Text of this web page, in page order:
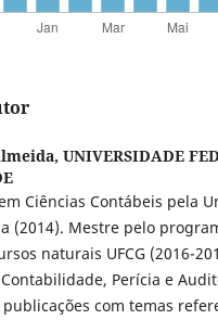
UNIVERSIDADE
Ciências Contábeis pela
(2014). Mestre pelo
naturais UFCG (2016-
Perícia e
publicações com temas